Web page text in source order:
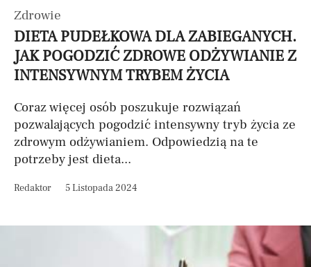
Zdrowie
DIETA PUDEŁKOWA DLA ZABIEGANYCH.
JAK POGODZIĆ ZDROWE ODŻYWIANIE Z
INTENSYWNYM TRYBEM ŻYCIA
Coraz więcej osób poszukuje rozwiązań
pozwalających pogodzić intensywny tryb życia ze
zdrowym odżywianiem. Odpowiedzią na te
potrzeby jest dieta...
Redaktor 5 Listopada 2024